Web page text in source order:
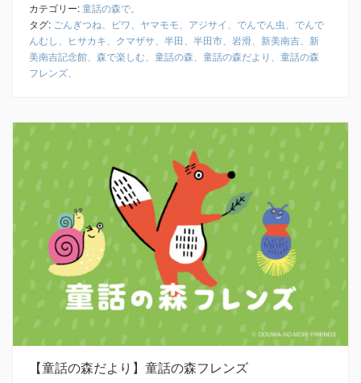
カテゴリー:童話の森で。
タグ: ごんぎつね、ビワ、ヤマモモ、アジサイ、でんでん虫、でんで
んむし、ヒサカキ、クマザサ、半田、半田市、岩滑、新美南吉、新
美南吉記念館、森で楽しむ、童話の森、童話の森だより、童話の森
フレンズ、
【童話の森だより】童話の森フレンズ